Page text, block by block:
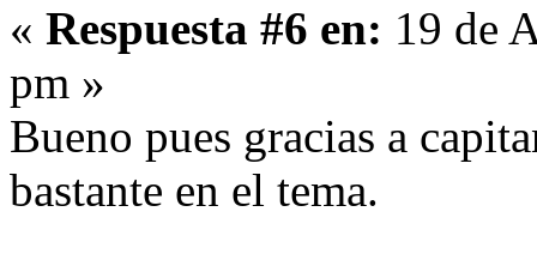
« Respuesta #6 en: 19 de
pm »
Bueno pues gracias a
bastante en el tema.